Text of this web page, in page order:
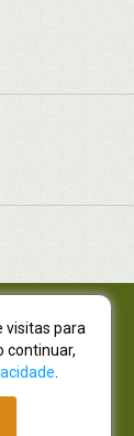
19
80
Lourenço |
4009-3939
visitas para
continuar,